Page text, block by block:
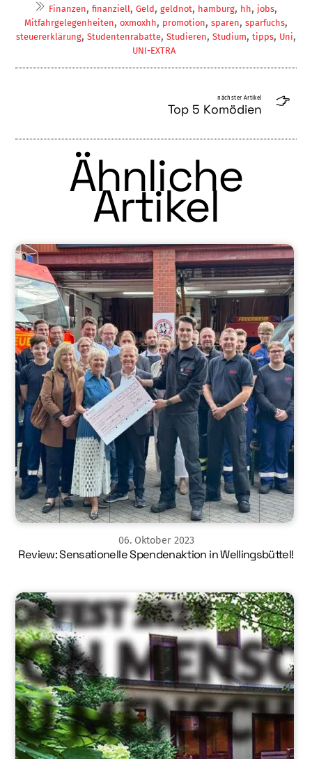
Finanzen, finanziell, Geld, geldnot, hamburg, hh, jobs,
Mitfahrgelegenheiten, oxmoxhh, promotion, sparen, sparfuchs,
steuererklärung, Studentenrabatte, Studieren, Studium, tipps, Uni,
UNI-EXTRA
nächster Artikel
Top 5 Komödien
Ähnliche
Artikel
06. Oktober 2023
Review: Sensationelle Spendenaktion in Wellingsbüttel!